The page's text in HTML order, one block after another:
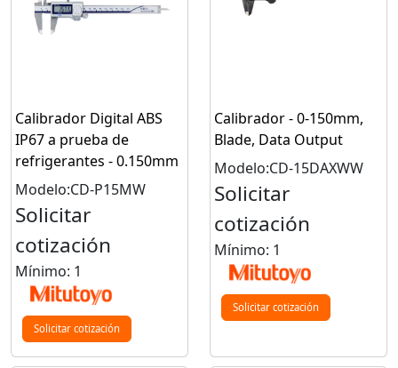
Calibrador Digital ABS
IP67 a prueba de
refrigerantes - 0.150mm
Modelo:CD-P15MW
Solicitar
cotización
Mínimo: 1
Solicitar cotización
Calibrador - 0-150mm,
Blade, Data Output
Modelo:CD-15DAXWW
Solicitar
cotización
Mínimo: 1
Solicitar cotización